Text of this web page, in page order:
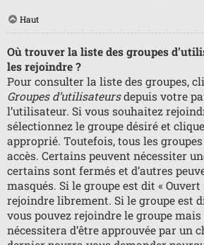
Haut
Où trouver la liste des groupes
les rejoindre ?
Pour consulter la liste des groupes,
Groupes d’utilisateursdepuis votre
l’utilisateur. Si vous souhaitez
sélectionnez le groupe désiré et
approprié. Toutefois, tous les
accès. Certains peuvent nécessiter
certains sont fermés et d’autres
masqués. Si le groupe est dit « Ouvert
rejoindre librement. Si le groupe est
vous pouvez rejoindre le groupe
nécessitera d’être approuvée par un